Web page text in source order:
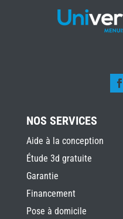
NOS SERVICES
Aide à la conception
Étude 3d gratuite
Garantie
Financement
Pose à domicile